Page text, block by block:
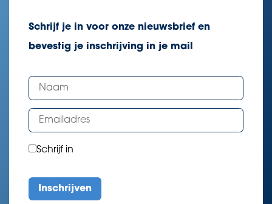
Schrijf je in voor onze nieuwsbrief en
bevestig je inschrijving in je mail
Schrijf in